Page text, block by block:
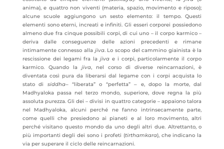
anima), e quattro non viventi (materia, spazio, movimento e riposo);
alcune scuole aggiungono un sesto elemento: il tempo. Questi
elementi sono eterni, increati e infiniti. Gli esseri corporei possiedono
almeno due fra cinque possibili corpi, di cui uno – il corpo karmico –
deriva dalle conseguenze delle azioni precedenti e rimane
intimamente connesso alla jiva. Lo scopo del cammino giainista è la
rescissione dei legami fra lajiva e i corpi, particolarmente il corpo
karmico. Quando la jiva, nel corso di diverse reincarnazioni, è
diventata così pura da liberarsi dal legame con i corpi acquista lo
stato di siddha‒ “liberata” o “perfetta” ‒ e, dopo la morte, dal
Madhyaloka passa nel terzo mondo, superiore, dove regna la più
assoluta purezza. Gli dei – divisi in quattro categorie – appaiono talora
nel Madhyaloka, alcuni perché ne fanno intrinsecamente parte,
come quelli che presiedono ai pianeti e al loro movimento, altri
perché visitano questo mondo da uno degli altri due. Altrettanto, o
più importanti degli dei sono i profeti (tirthamkara), che indicano la
via per superare il ciclo delle reincarnazioni.